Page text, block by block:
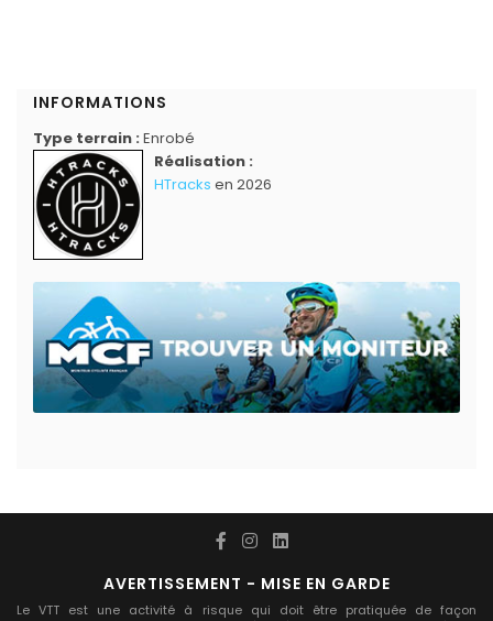
INFORMATIONS
Type terrain : Enrobé
Réalisation :
HTracks en 2026
AVERTISSEMENT - MISE EN GARDE
Le VTT est une activité à risque qui doit être pratiquée de façon